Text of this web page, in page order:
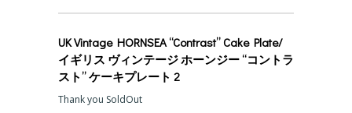
UK Vintage HORNSEA “Contrast” Cake Plate/
イギリス ヴィンテージ ホーンジー “コントラ
スト” ケーキプレート 2
Thank you SoldOut